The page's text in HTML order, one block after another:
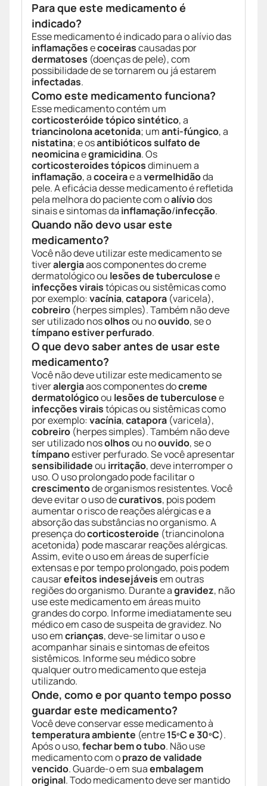
Para que este medicamento é
indicado?
Esse medicamento é indicado para o alívio das
inflamaçõesecoceirascausadas por
dermatoses (doenças de pele), com
possibilidade de se tornarem ou já estarem
infectadas.
Como este medicamento funciona?
Esse medicamento contém um
corticosteróide tópico sintético, a
triancinolona acetonida; umanti-fúngico, a
nistatina; e osantibióticossulfato de
neomicinaegramicidina. Os
corticosteroides tópicosdiminuem a
inflamação, acoceirae avermelhidãoda
pele. A eficácia desse medicamento é refletida
pela melhora do paciente com oalíviodos
sinais e sintomas da inflamação/infecção.
Quando não devo usar este
medicamento?
Você não deve utilizar este medicamento se
tiveralergiaaos componentes do creme
dermatológico ou lesões de tuberculosee
infecções viraistópicas ou sistêmicas como
por exemplo:vacínia,catapora (varicela),
cobreiro (herpes simples). Também não deve
ser utilizado nosolhosou noouvido, se o
tímpano estiver perfurado.
O que devo saber antes de usar este
medicamento?
Você não deve utilizar este medicamento se
tiveralergiaaos componentes docreme
dermatológicoou lesões de tuberculosee
infecções viraistópicas ou sistêmicas como
por exemplo:vacínia,catapora (varicela),
cobreiro (herpes simples). Também não deve
ser utilizado nosolhosou noouvido, se o
tímpanoestiver perfurado. Se você apresentar
sensibilidadeou irritação, deve interromper o
uso. O uso prolongado pode facilitar o
crescimentode organismos resistentes. Você
deve evitar o uso decurativos, pois podem
aumentar o risco de reações alérgicas e a
absorção das substâncias no organismo. A
presença docorticosteroide (triancinolona
acetonida) pode mascarar reações alérgicas.
Assim, evite o uso em áreas de superfície
extensas e por tempo prolongado, pois podem
causarefeitos indesejáveisem outras
regiões do organismo. Durante agravidez, não
use este medicamento em áreas muito
grandes do corpo. Informe imediatamente seu
médico em caso de suspeita de gravidez. No
uso emcrianças, deve-se limitar o uso e
acompanhar sinais e sintomas de efeitos
sistêmicos. Informe seu médico sobre
qualquer outro medicamento que esteja
utilizando.
Onde, como e por quanto tempo posso
guardar este medicamento?
Você deve conservar esse medicamento à
temperatura ambiente (entre15ºC e 30ºC).
Após o uso,fechar bem o tubo. Não use
medicamento com oprazo de validade
vencido. Guarde-o em suaembalagem
original. Todo medicamento deve ser mantido